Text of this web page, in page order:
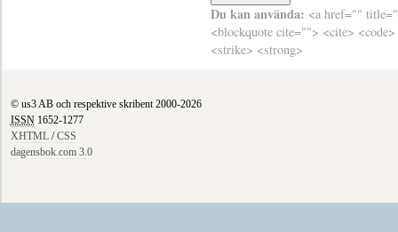
Du kan använda: <a href=""
<blockquote cite=""> <cite>
<strike> <strong>
© us3 AB och respektive skribent 2000-2026
ISSN1652-1277
XHTML/CSS
dagensbok.com 3.0